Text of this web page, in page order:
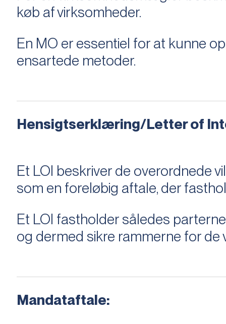
køb af virksomheder.
En MO er essentiel for at kunne
ensartede metoder.
Hensigtserklæring/Letter of
Et LOI beskriver de overordnede
som en foreløbig aftale, der
Et LOI fastholder således
og dermed sikre rammerne for de
Mandataftale: